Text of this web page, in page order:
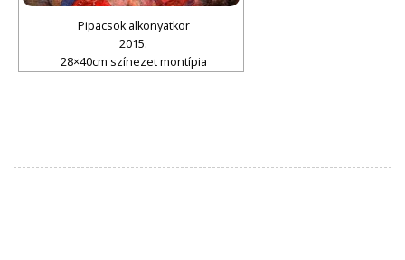
Pipacsok alkonyatkor
2015.
28×40cm színezet montípia